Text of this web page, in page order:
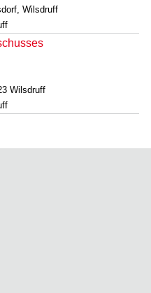
Wilsdruff
Wilsdruff